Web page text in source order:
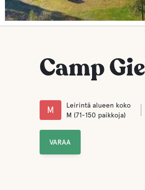
Camp
M
Leirintä alueen koko
M (71-150 paikkoja)
VARAA